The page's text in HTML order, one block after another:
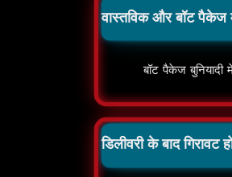
वास्तविक और बॉट पैकेज
बॉट पैकेज
डिलीवरी के बाद गिरावट